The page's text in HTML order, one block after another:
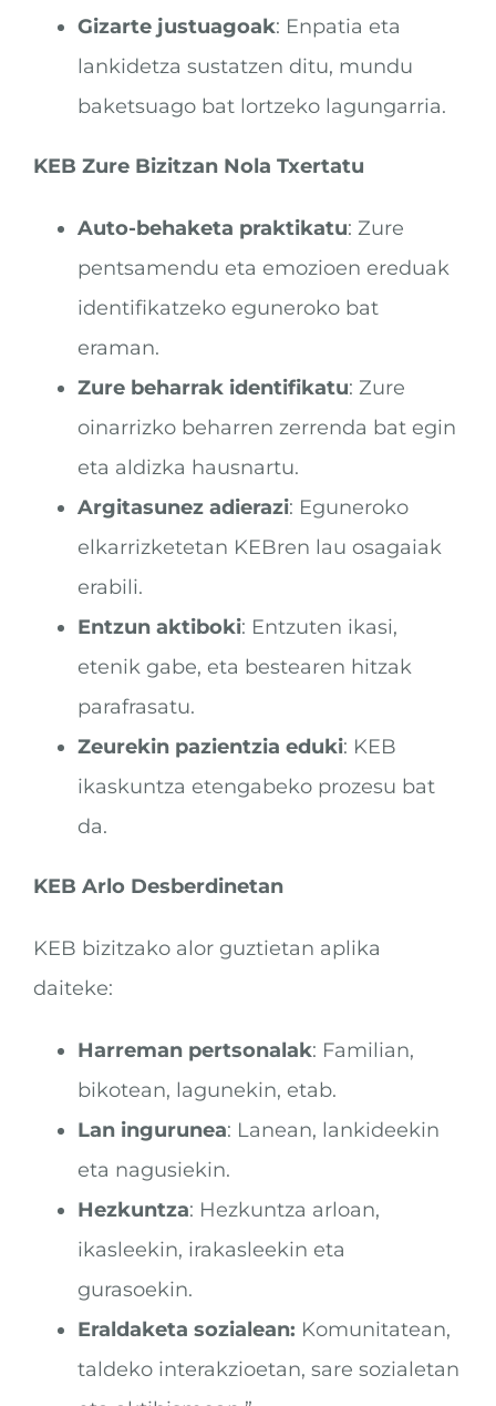
Gizarte justuagoak: Enpatia eta
lankidetza sustatzen ditu, mundu
baketsuago bat lortzeko lagungarria.
KEB Zure Bizitzan Nola Txertatu
Auto-behaketa praktikatu: Zure
pentsamendu eta emozioen ereduak
identifikatzeko eguneroko bat
eraman.
Zure beharrak identifikatu: Zure
oinarrizko beharren zerrenda bat egin
eta aldizka hausnartu.
Argitasunez adierazi: Eguneroko
elkarrizketetan KEBren lau osagaiak
erabili.
Entzun aktiboki: Entzuten ikasi,
etenik gabe, eta bestearen hitzak
parafrasatu.
Zeurekin pazientzia eduki: KEB
ikaskuntza etengabeko prozesu bat
da.
KEB Arlo Desberdinetan
KEB bizitzako alor guztietan aplika
daiteke:
Harreman pertsonalak: Familian,
bikotean, lagunekin, etab.
Lan ingurunea: Lanean, lankideekin
eta nagusiekin.
Hezkuntza: Hezkuntza arloan,
ikasleekin, irakasleekin eta
gurasoekin.
Eraldaketa sozialean: Komunitatean,
taldeko interakzioetan, sare sozialetan